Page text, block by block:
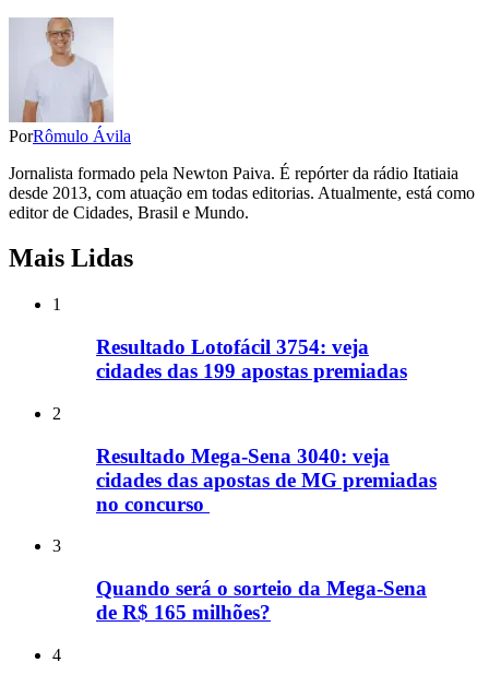
PorRômulo Ávila
Jornalista formado pela Newton Paiva. É repórter da rádio Itatiaia
desde 2013, com atuação em todas editorias. Atualmente, está como
editor de Cidades, Brasil e Mundo.
Mais Lidas
1
Resultado Lotofácil 3754: veja
cidades das 199 apostas premiadas
2
Resultado Mega-Sena 3040: veja
cidades das apostas de MG premiadas
no concurso
3
Quando será o sorteio da Mega-Sena
de R$ 165 milhões?
4